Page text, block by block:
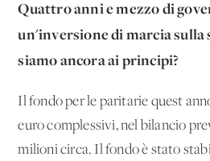
Quattro anni e mezzo di
un'inversione di marcia sulla
siamo ancora ai principi?
Il fondo per le paritarie
euro complessivi, nel bilancio
milioni circa. Il fondo è stato